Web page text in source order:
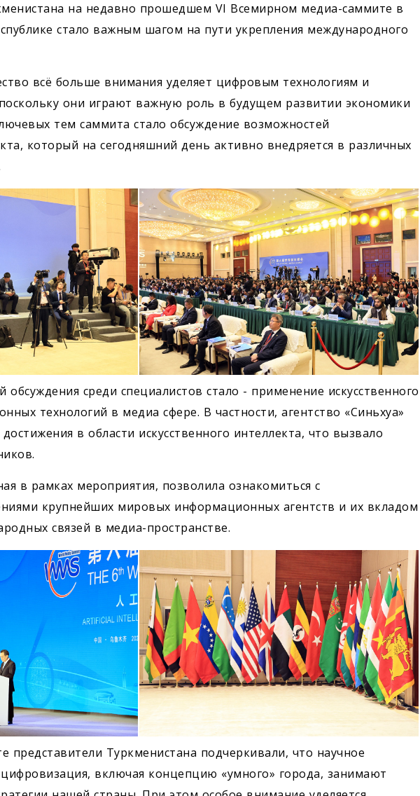
на недавно прошедшем VI Всемирном медиа-саммите в
стало важным шагом на пути укрепления международного
всё больше внимания уделяет цифровым технологиям и
они играют важную роль в будущем развитии экономики
тем саммита стало обсуждение возможностей
который на сегодняшний день активно внедряется в различных
среди специалистов стало - применение искусственного
технологий в медиа сфере. В частности, агентство «Синьхуа»
в области искусственного интеллекта, что вызвало
в рамках мероприятия, позволила ознакомиться с
крупнейших мировых информационных агентств и их вкладом
связей в медиа-пространстве.
представители Туркменистана подчеркивали, что научное
включая концепцию «умного» города, занимают